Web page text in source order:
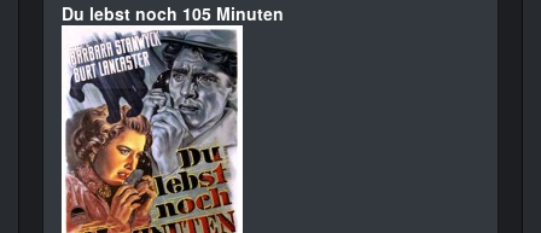
Du lebst noch 105 Minuten